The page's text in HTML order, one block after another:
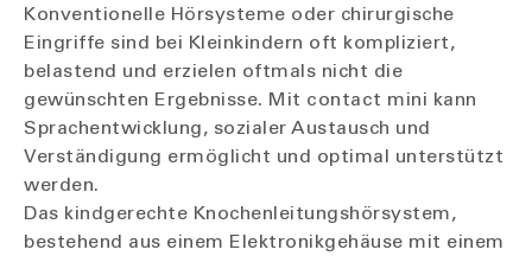
Konventionelle Hörsysteme oder chirurgische
Eingriffe sind bei Kleinkindern oft kompliziert,
belastend und erzielen oftmals nicht die
gewünschten Ergebnisse. Mit contact mini kann
Sprachentwicklung, sozialer Austausch und
Verständigung ermöglicht und optimal unterstützt
werden.
Das kindgerechte Knochenleitungshörsystem,
bestehend aus einem Elektronikgehäuse mit einem